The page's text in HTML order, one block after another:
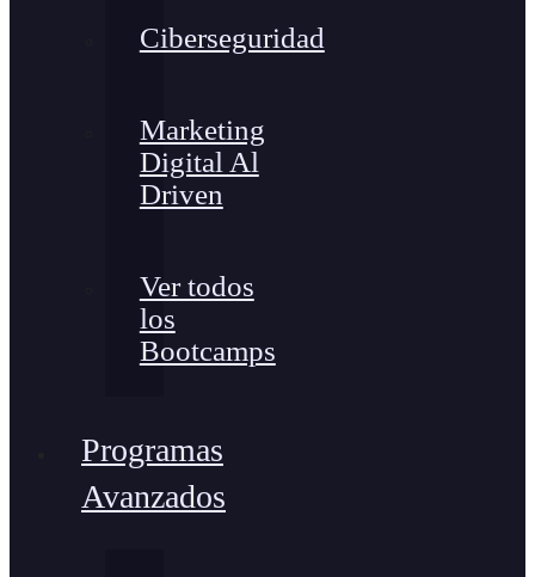
Ciberseguridad
Marketing
Digital Al
Driven
Ver todos
los
Bootcamps
Programas
Avanzados